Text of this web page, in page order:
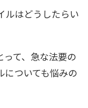
ルはどうしたらい
て、急な法要の
についても悩みの